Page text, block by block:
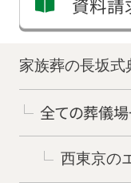
資料請
家族葬の長坂
全ての葬儀
西東京の